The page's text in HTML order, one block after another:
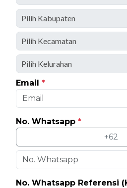
Email *
No. Whatsapp *
+62
No. Whatsapp Referensi